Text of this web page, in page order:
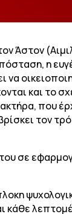
Άστον
η
να
και το
που
τον
σε
κάθε